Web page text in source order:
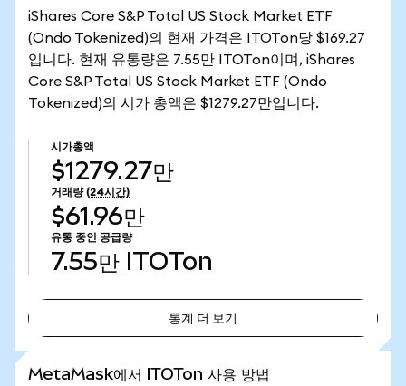
iShares Core S&P Total US Stock Market ETF
(Ondo Tokenized)의 현재 가격은 ITOTon당 $169.27
입니다. 현재 유통량은 7.55만 ITOTon이며, iShares
Core S&P Total US Stock Market ETF (Ondo
Tokenized)의 시가 총액은 $1279.27만입니다.
시가총액
$1279.27만
거래량 (24시간)
$61.96만
유통 중인 공급량
7.55만 ITOTon
통계 더 보기
MetaMask에서 ITOTon 사용 방법